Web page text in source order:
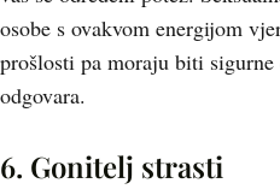
osobe s ovakvom energijom
prošlosti pa moraju biti
odgovara.
6. Gonitelj strasti